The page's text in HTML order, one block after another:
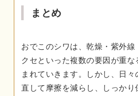
まとめ
おでこのシワは、乾燥・紫外線
クセといった複数の要因が重な
まれていきます。しかし、日々
直して摩擦を減らし、しっかり